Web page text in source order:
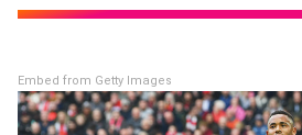
Embed from Getty Images